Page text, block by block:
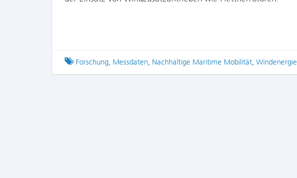
Tagged
Forschung, Messdaten, Nachhaltige Maritime Mobilität, Windenergie